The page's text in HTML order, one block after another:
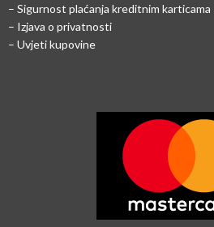
– Sigurnost plaćanja kreditnim karticama
– Izjava o privatnosti
– Uvjeti kupovine